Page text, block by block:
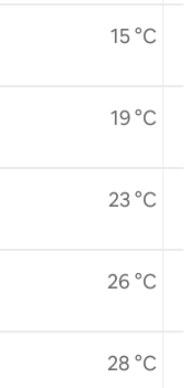
15 °C
19 °C
23 °C
26 °C
28 °C